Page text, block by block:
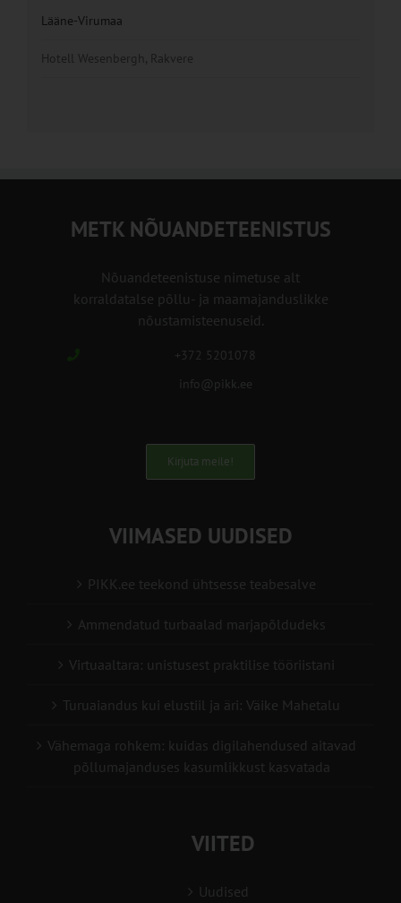
Lääne-Virumaa
Hotell Wesenbergh, Rakvere
METK NÕUANDETEENISTUS
Nõuandeteenistuse nimetuse alt
korraldatalse põllu- ja maamajanduslikke
nõustamisteenuseid.
+372 5201078
info@pikk.ee
Kirjuta meile!
VIIMASED UUDISED
PIKK.ee teekond ühtsesse teabesalve
Ammendatud turbaalad marjapõldudeks
Virtuaaltara: unistusest praktilise tööriistani
Turuaiandus kui elustiil ja äri: Väike Mahetalu
Vähemaga rohkem: kuidas digilahendused aitavad
põllumajanduses kasumlikkust kasvatada
VIITED
Uudised